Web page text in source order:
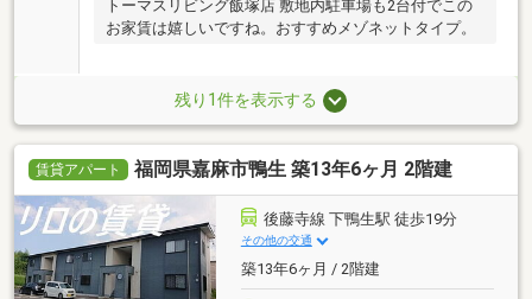
トーマスリビング飯塚店 敷地内駐車場も2台付でこの
お家賃は嬉しいですね。おすすめメゾネットタイプ。
残り1件を表示する
賃貸アパート 福岡県嘉麻市鴨生 築13年6ヶ月 2階建
後藤寺線 下鴨生駅 徒歩19分
その他の交通
築13年6ヶ月 / 2階建